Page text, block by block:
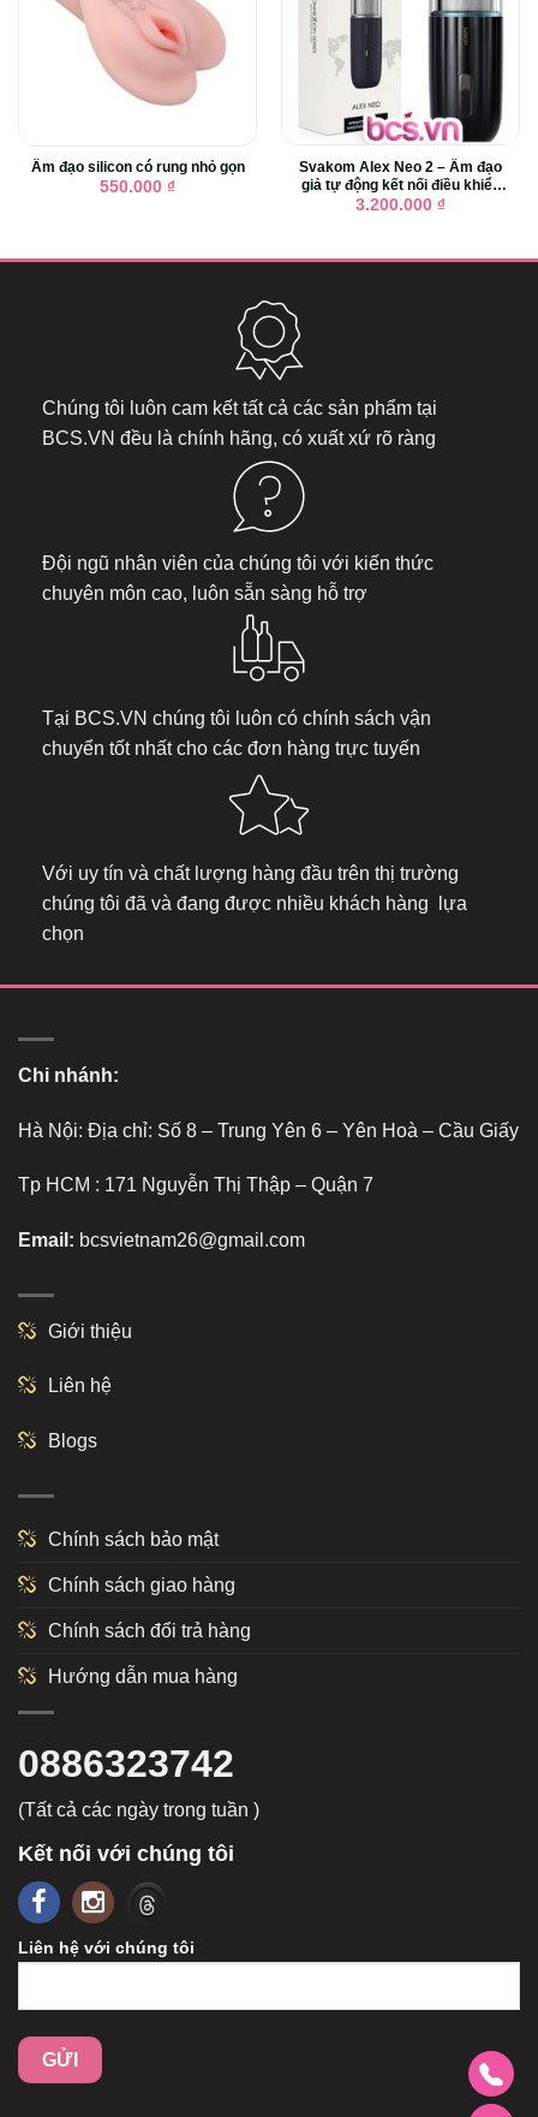
Âm đạo silicon có rung nhỏ gọn
550.000 ₫
Svakom Alex Neo 2 – Âm đạo
giả tự động kết nối điều khiển
qua ĐTDD
3.200.000 ₫
Chúng tôi luôn cam kết tất cả các sản phẩm tại
BCS.VN đều là chính hãng, có xuất xứ rõ ràng
Đội ngũ nhân viên của chúng tôi với kiến thức
chuyên môn cao, luôn sẵn sàng hỗ trợ
Tại BCS.VN chúng tôi luôn có chính sách vận
chuyển tốt nhất cho các đơn hàng trực tuyến
Với uy tín và chất lượng hàng đầu trên thị trường
chúng tôi đã và đang được nhiều khách hàng lựa
chọn
Chi nhánh:
Hà Nội: Địa chỉ: Số 8 – Trung Yên 6 – Yên Hoà – Cầu Giấy
Tp HCM : 171 Nguyễn Thị Thập – Quận 7
Email: bcsvietnam26@gmail.com
Giới thiệu
Liên hệ
Blogs
Chính sách bảo mật
Chính sách giao hàng
Chính sách đổi trả hàng
Hướng dẫn mua hàng
0886323742
(Tất cả các ngày trong tuần )
Kết nối với chúng tôi
Liên hệ với chúng tôi